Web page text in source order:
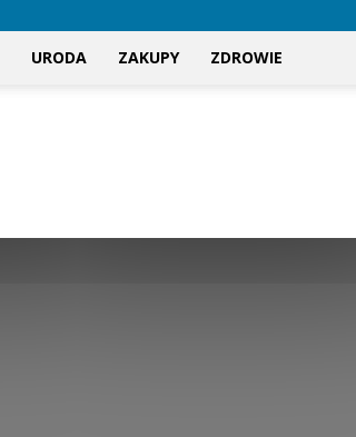
URODA ZAKUPY ZDROWIE